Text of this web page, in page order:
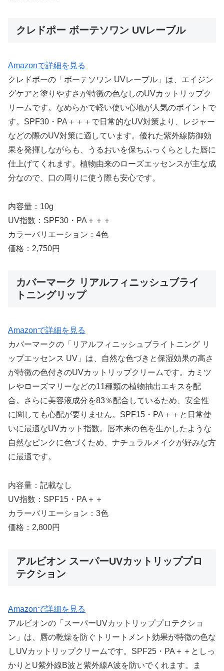
クレドポー ボーテソワン UVレーブル
Amazonで詳細を見る
クレドポーの「ボーテソワン UVレーブル」は、エイジン
グケアと塗りやすさが特徴の色なしのUVカットリップク
リームです。なめらかで軽い使い心地が人気のポイントで
す。SPF30・PA＋＋＋で日常的なUV対策より、レジャー
などの際のUV対策に適しています。優れた紫外線防御効
果を発揮しながらも、うるおいを保ちふっくらとした唇に
仕上げてくれます。植物由来のローズエッセンスが主な成
分なので、口の周りに使う際も安心です。
内容量：10g
UV指数：SPF30・PA＋＋＋
カラーバリエーション：4色
価格：2,750円
カバーマーク リアルフィニッシュブライ
トニングリップ
Amazonで詳細を見る
カバーマークの「リアルフィニッシュブライトニング リ
ップエッセンス UV」は、自然な色づきと保湿効果の高さ
が特徴の色付きのUVカットリップクリームです。カミツ
レやローズマリーなどの11種類の植物抽出エキスを配
合。さらに美容液成分を83％配合しているため、安全性
に関しても心配が要りません。SPF15・PA＋＋と日常使
いに最適なUVカット指数。唇本来の色を生かしたような
自然なピンクに色づくため、ナチュラルメイクが好みな方
に最適です。
内容量：記載なし
UV指数：SPF15・PA＋＋
カラーバリエーション：3色
価格：2,800円
アルビオン スーパーUVカットリッププロ
テクション
Amazonで詳細を見る
アルビオンの「スーパーUVカットリッププロテクショ
ン」は、唇の乾燥を防ぐトリートメント効果が特徴の色な
しUVカットリップクリームです。SPF25・PA＋＋としっ
かりとU紫外線B波と紫外線A波を防いでくれます。ま